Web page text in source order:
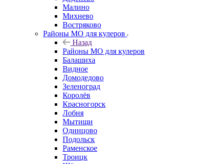
Малино
Михнево
Востряково
Районы МО для кулеров
Назад
Районы МО для кулеров
Балашиха
Видное
Домодедово
Зеленоград
Королёв
Красногорск
Лобня
Мытищи
Одинцово
Подольск
Раменское
Троицк